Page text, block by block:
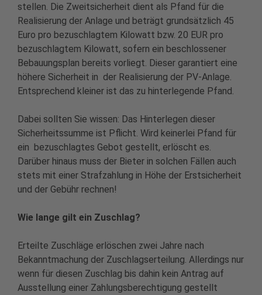
stellen. Die Zweitsicherheit dient als Pfand für die
Realisierung der Anlage und beträgt grundsätzlich 45
Euro pro bezuschlagtem Kilowatt bzw. 20 EUR pro
bezuschlagtem Kilowatt, sofern ein beschlossener
Bebauungsplan bereits vorliegt. Dieser garantiert eine
höhere Sicherheit in der Realisierung der PV-Anlage.
Entsprechend kleiner ist das zu hinterlegende Pfand.
Dabei sollten Sie wissen: Das Hinterlegen dieser
Sicherheitssumme ist Pflicht. Wird keinerlei Pfand für
ein bezuschlagtes Gebot gestellt, erlöscht es.
Darüber hinaus muss der Bieter in solchen Fällen auch
stets mit einer Strafzahlung in Höhe der Erstsicherheit
und der Gebühr rechnen!
Wie lange gilt ein Zuschlag?
Erteilte Zuschläge erlöschen zwei Jahre nach
Bekanntmachung der Zuschlagserteilung. Allerdings nur
wenn für diesen Zuschlag bis dahin kein Antrag auf
Ausstellung einer Zahlungsberechtigung gestellt